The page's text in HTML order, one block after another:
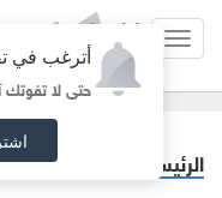
أترغب في
حتى لا تفوتك
الرئيسية